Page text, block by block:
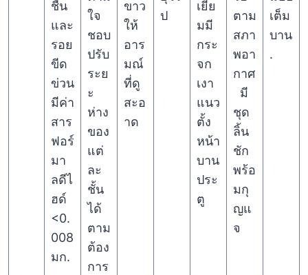
ชื้น
และ
รอย
ขีด
ข่วน
มีค่า
สาร
ฟอร์
มา
ลดีไ
ฮด์
<0.
008
มก.
ใจ
ชอบ
ปรับ
ระย
ะ
ห่าง
ของ
แต่
ละ
ชั้น
ได้
ตาม
ต้อง
การ
ขาว
ให้
อาร
มณ์
ที่ดู
สะอ
าด
ป
เยี่ย
มมี
กระ
จก
เงา
แนว
ตั้ง
หน้า
บาน
ประ
ตู
ตาม
สภา
พอา
กาศ
มี
ชุด
ลิ้น
ชัก
พร้อ
มกุ
ญแ
จ
เต็ม
บาน
.